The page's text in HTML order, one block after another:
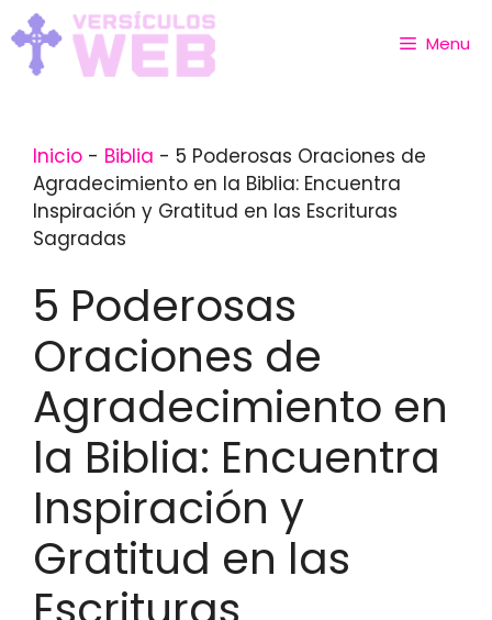
Skip
to
content
Menu
Inicio - Biblia - 5 Poderosas Oraciones de
Agradecimiento en la Biblia: Encuentra
Inspiración y Gratitud en las Escrituras
Sagradas
5 Poderosas
Oraciones de
Agradecimiento en
la Biblia: Encuentra
Inspiración y
Gratitud en las